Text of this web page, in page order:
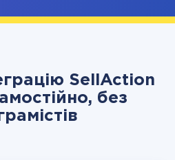
SellAction
без